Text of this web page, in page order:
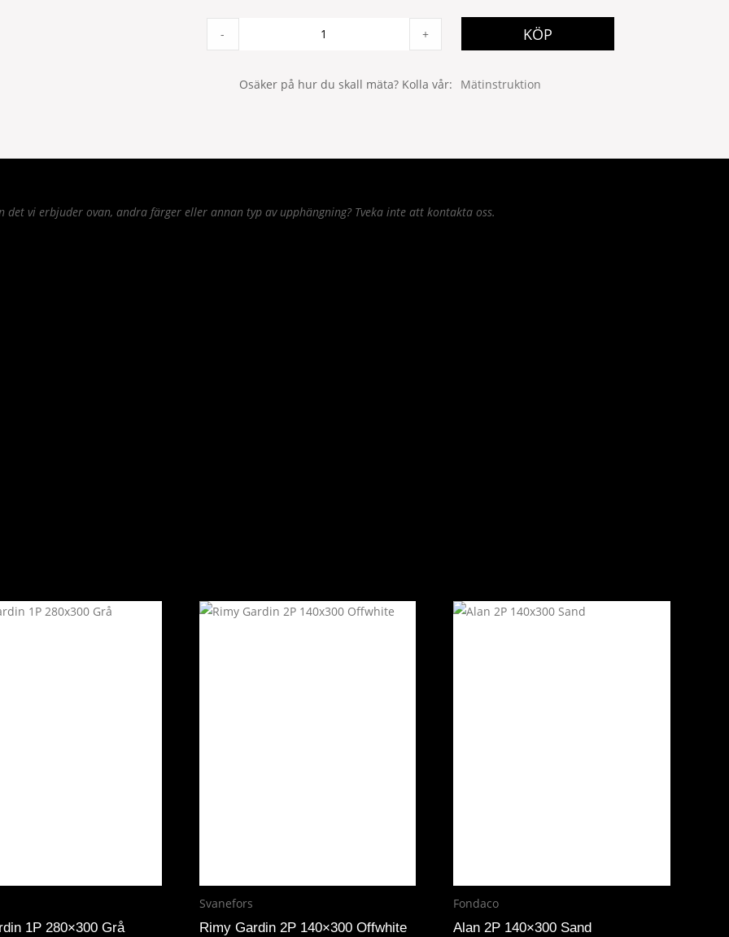
- + KÖP
Osäker på hur du skall mäta? Kolla vår Mätinstruktion
det vi erbjuder ovan, andra färger eller annan typ av upphängning? Tveka inte att kontakta oss.
1P 280×300 Grå
Svanefors
Rimy Gardin 2P 140×300 Offwhite
Fondaco
Alan 2P 140×300 Sand